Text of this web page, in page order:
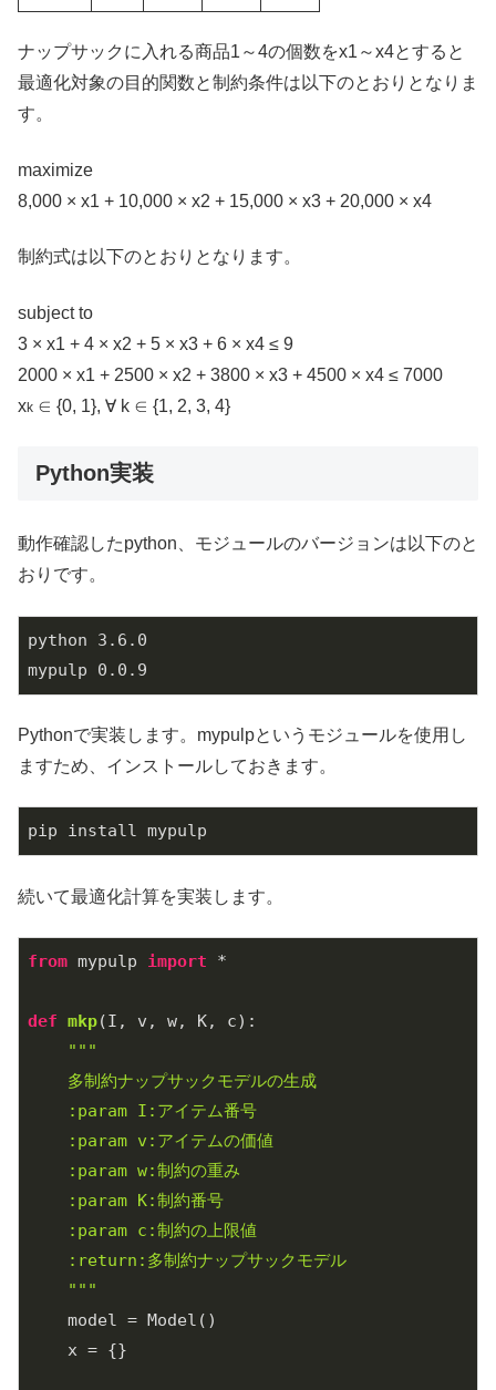
ナップサックに入れる商品1～4の個数をx1～x4とすると
最適化対象の目的関数と制約条件は以下のとおりとなりま
す。
maximize
8,000 × x1 + 10,000 × x2 + 15,000 × x3 + 20,000 × x4
制約式は以下のとおりとなります。
subject to
3 × x1 + 4 × x2 + 5 × x3 + 6 × x4 ≤ 9
2000 × x1 + 2500 × x2 + 3800 × x3 + 4500 × x4 ≤ 7000
xk ∈ {0, 1}, ∀ k ∈ {1, 2, 3, 4}
Python実装
動作確認したpython、モジュールのバージョンは以下のと
おりです。
python 3.6.0
Pythonで実装します。mypulpというモジュールを使用し
ますため、インストールしておきます。
pip install mypulp
続いて最適化計算を実装します。
from mypulp import *
def mkp(I, v, w, K, c) :
"""
    多制約ナップサックモデルの生成
    :param I:アイテム番号
    :param v:アイテムの価値
    :param w:制約の重み
    :param K:制約番号
    :param c:制約の上限値
    :return:多制約ナップサックモデル
    """
    model = Model()
    x = {}